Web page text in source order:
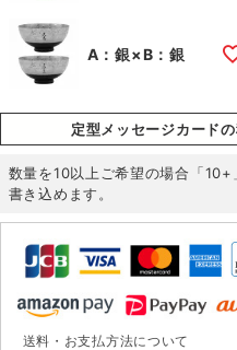
A：銀×B：銀
定型メッセージカード
数量を10以上ご希望の場合「10+
書き込めます。
送料・お支払方法について